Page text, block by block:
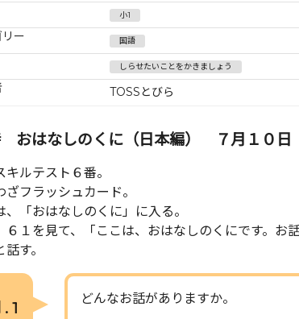
小1
ー 国語
しらせたいことをかきましょう
TOSSとびら
おはなしのくに（日本編） ７月１０日
キルテスト６番。
フラッシュカード。
、「おはなしのくに」に入る。
６１を見て、「ここは、おはなしのくにです。お
す。
1 どんなお話がありますか。